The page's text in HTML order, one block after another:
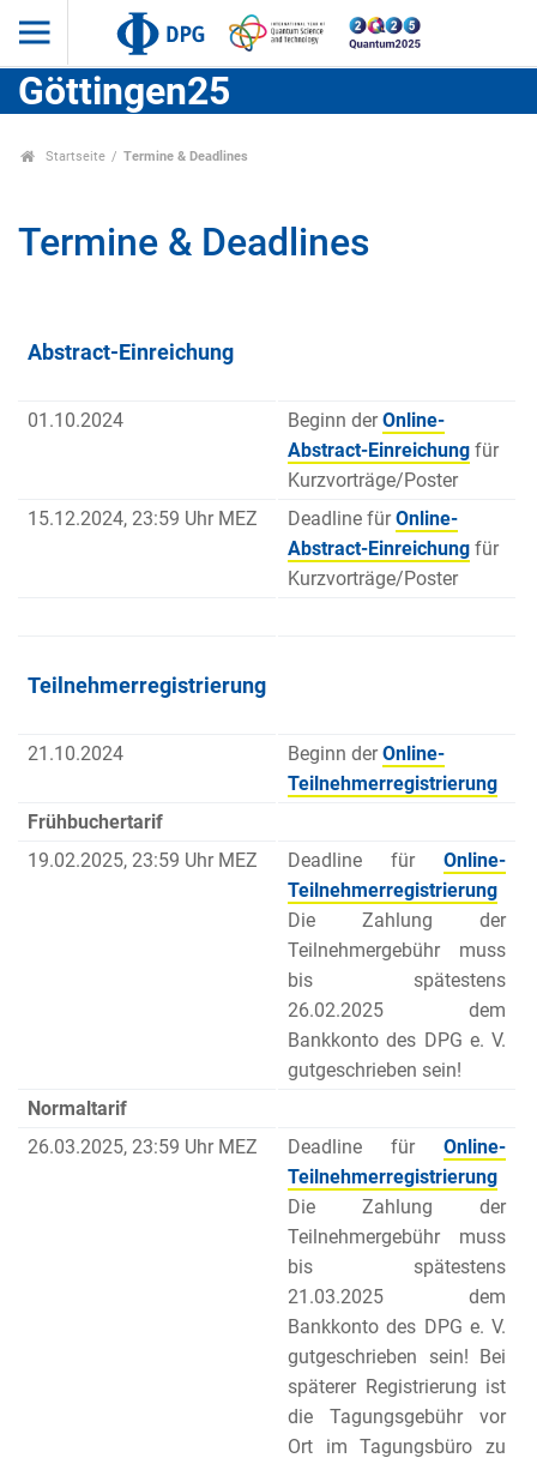
Göttingen25
Startseite Termine & Deadlines
Termine & Deadlines
Abstract-Einreichung
01.10.2024 Beginn derOnline-
Abstract-Einreichung für
Kurzvorträge/Poster
15.12.2024, 23:59 Uhr MEZ
Deadline fürOnline-
Abstract-Einreichung für
Kurzvorträge/Poster
Teilnehmerregistrierung
21.10.2024 Beginn derOnline-
Teilnehmerregistrierung
Frühbuchertarif
19.02.2025, 23:59 Uhr MEZ
Deadline für Online-
Teilnehmerregistrierung
Die Zahlung der
Teilnehmergebühr muss
bis spätestens
26.02.2025 dem
Bankkonto des DPG e. V.
gutgeschrieben sein!
Normaltarif
26.03.2025, 23:59 Uhr MEZ
Deadline für Online-
Teilnehmerregistrierung
Die Zahlung der
Teilnehmergebühr muss
bis spätestens
21.03.2025 dem
Bankkonto des DPG e. V.
gutgeschrieben sein! Bei
späterer Registrierung ist
die Tagungsgebühr vor
Ort im Tagungsbüro zu